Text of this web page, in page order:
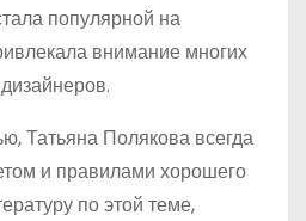
популярной на
внимание многих
Татьяна Полякова всегда
и правилами хорошего
по этой теме,